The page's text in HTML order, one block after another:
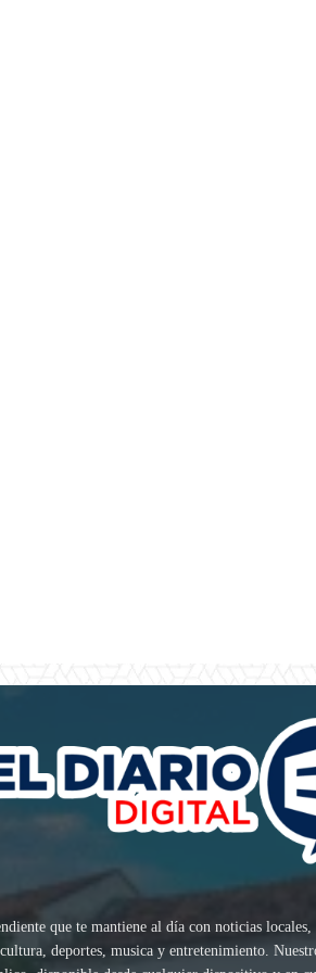
que te mantiene al día con noticias locales,
deportes, musica y entretenimiento.